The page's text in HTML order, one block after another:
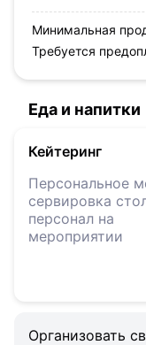
Минимальная
Требуется
Еда и напитки
Кейтеринг
Персональное
сервировка
персонал на
мероприятии
Организовать